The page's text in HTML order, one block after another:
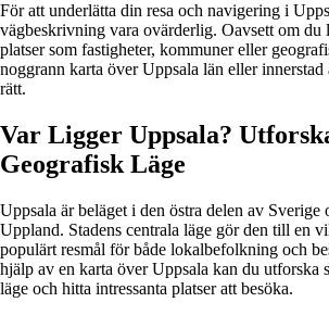
För att underlätta din resa och navigering i
vägbeskrivning vara ovärderlig. Oavsett om du
platser som fastigheter, kommuner eller
noggrann karta över Uppsala län eller
rätt.
Var Ligger Uppsala?
Geografisk Läge
Uppsala är beläget i den östra delen av Sverige
Uppland. Stadens centrala läge gör den till en
populärt resmål för både lokalbefolkning och
hjälp av en karta över Uppsala kan du utforska
läge och hitta intressanta platser att besöka.